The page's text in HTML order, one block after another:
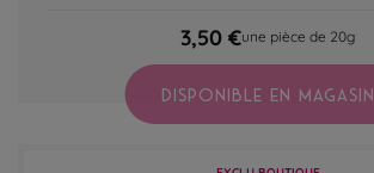
3,50 €une pièce de 20g
DISPONIBLE EN MAGASIN